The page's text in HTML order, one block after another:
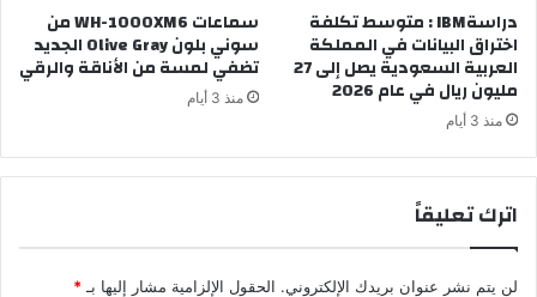
دراسةIBM : متوسط تكلفة
اختراق البيانات في المملكة
العربية السعودية يصل إلى 27
مليون ريال في عام 2026
منذ 3 أيام
سماعات WH-1000XM6 من
سوني بلون Olive Gray الجديد
تضفي لمسة من الأناقة والرقي
منذ 3 أيام
اترك تعليقاً
لن يتم نشر عنوان بريدك الإلكتروني. الحقول الإلزامية مشار إليها بـ *